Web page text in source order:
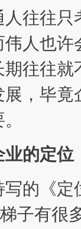
往往
人也
往往
，毕
的定位
的《
子有